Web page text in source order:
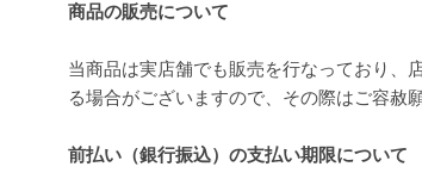
商品の販売について
当商品は実店舗でも販売を行なっており、
る場合がございますので、その際はご容赦願
前払い（銀行振込）の支払い期限について